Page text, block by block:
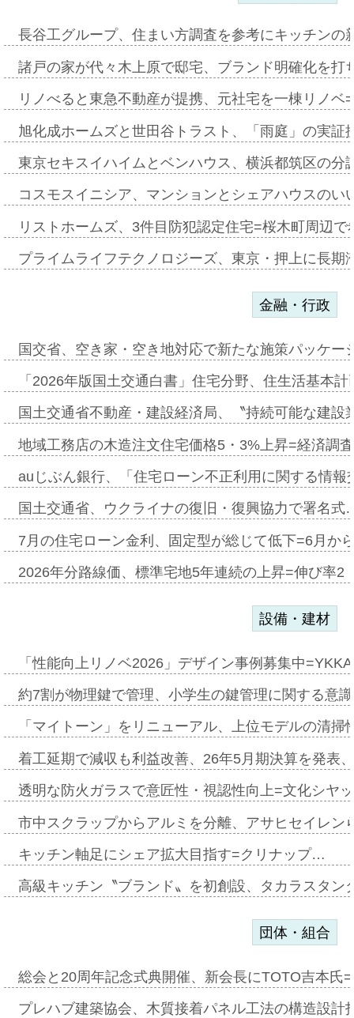
長谷工グループ、住まい方調査を参考にキッチン
諸戸の家が代々木上原で邸宅、ブランド明確化を
リノべると東急不動産が提携、元社宅を一棟リノ
旭化成ホームズと世田谷トラスト、「雨庭」の実
東京セキスイハイムとベンハウス、横浜都筑区の
コスモスイニシア、マンションとシェアハウスの
リストホームズ、3件目防犯認定住宅=桜木町周辺
プライムライフテクノロジーズ、東京・押上に長
金融・行政
国交省、空き家・空き地対応で新たな施策パッケ
「2026年版国土交通白書」住宅分野、住生活基本
国土交通省不動産・建設経済局、〝持続可能な建
地域工務店の木造注文住宅価格5・3%上昇=経済調
auじぶん銀行、「住宅ローン不正利用に関する情
国土交通省、ウクライナの復旧・復興協力で署名
7月の住宅ローン金利、固定型が総じて低下=6月か
2026年分路線価、標準宅地5年連続の上昇=伸び率
設備・建材
「性能向上リノベ2026」デザイン事例募集中
約7割が物理鍵で管理、小学生の鍵管理に関する意
「マイトーン」をリニューアル、上位モデルの清
着工延期で減収も利益改善、26年5月期決算を発表
透明な防火ガラスで意匠性・視認性向上=文化シヤ
市中スクラップからアルミを分離、アサヒセイレ
キッチン軸足にシェア拡大目指す=クリナップ…
高級キッチン〝ブランド〟を初創設、タカラスタ
団体・組合
総会と20周年記念式典開催、新会長にTOTO吉本氏
プレハブ建築協会、木質接着パネル工法の構造設